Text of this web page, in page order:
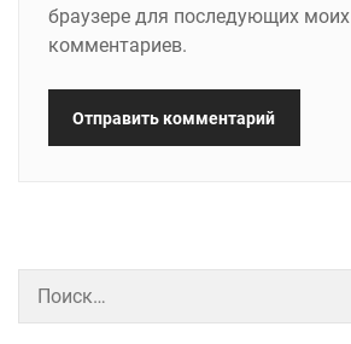
браузере для последующих моих
комментариев.